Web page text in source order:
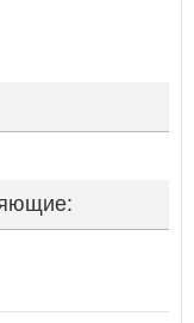
не можете войти, то